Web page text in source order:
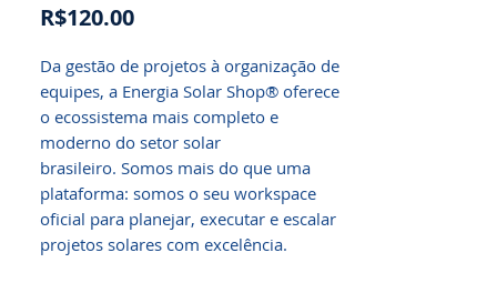
R$120.00Price
Da gestão de projetos à organização de
equipes, a Energia Solar Shop® oferece
o ecossistema mais completo e
moderno do setor solar
brasileiro. Somos mais do que uma
plataforma: somos o seu workspace
oficial para planejar, executar e escalar
projetos solares com excelência.